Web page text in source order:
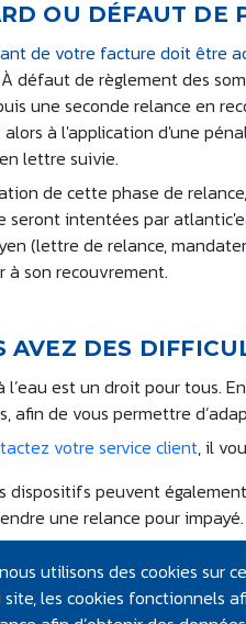
OU DÉFAUT DE
de votre facture doit être
À défaut de règlement des
une seconde relance en
alors à l'application d'une
lettre suivie.
de cette phase de
seront intentées par
(lettre de relance,
à son recouvrement.
AVEZ DES
l’eau est un droit pour tous.
afin de vous permettre
votre service client, il
dispositifs peuvent
une relance pour impayé.
peut aussi être
également vous
utilisons des cookies sur
les cookies fonctionnels